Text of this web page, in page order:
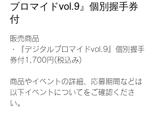
ブロマイドvol.9』個別握手券
付
販売商品
・『デジタルブロマイドvol.9』個別握手
券付1,700円(税込み)
商品やイベントの詳細、応募期間などは
以下イベントについてをご確認くださ
い。